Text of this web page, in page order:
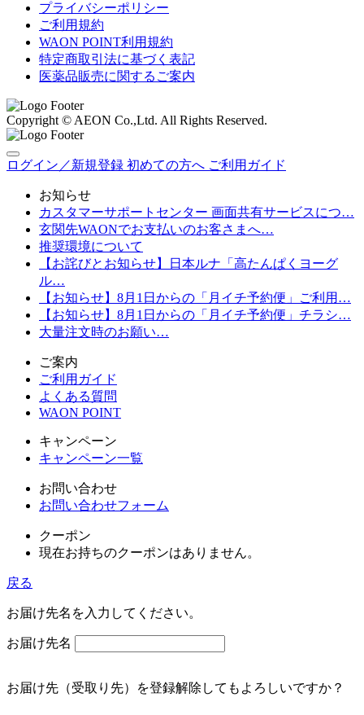
プライバシーポリシー
ご利用規約
WAON POINT利用規約
特定商取引法に基づく表記
医薬品販売に関するご案内
Copyright © AEON Co.,Ltd. All Rights Reserved.
ログイン／新規登録 初めての方へ ご利用ガイド
お知らせ
カスタマーサポートセンター 画面共有サービスにつ…
玄関先WAONでお支払いのお客さまへ…
推奨環境について
【お詫びとお知らせ】日本ルナ「高たんぱくヨーグ
ル…
【お知らせ】8月1日からの「月イチ予約便」ご利用…
【お知らせ】8月1日からの「月イチ予約便」チラシ…
大量注文時のお願い…
ご案内
ご利用ガイド
よくある質問
WAON POINT
キャンペーン
キャンペーン一覧
お問い合わせ
お問い合わせフォーム
クーポン
現在お持ちのクーポンはありません。
戻る
お届け先名を入力してください。
お届け先名
お届け先（受取り先）を登録解除してもよろしいですか？